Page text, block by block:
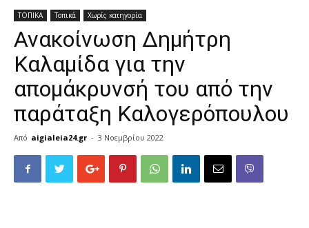
ΤΟΠΙΚΑ Τοπικά Χωρίς κατηγορία
Ανακοίνωση Δημήτρη
Καλαμίδα για την
απομάκρυνσή του από την
παράταξη Καλογερόπουλου
Από aigialeia24.gr - 3 Νοεμβρίου 2022